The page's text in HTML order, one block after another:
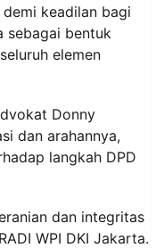
keadilan bagi
sebagai bentuk
elemen
Donny
dan arahannya,
langkah DPD
dan integritas
WPI DKI Jakarta.